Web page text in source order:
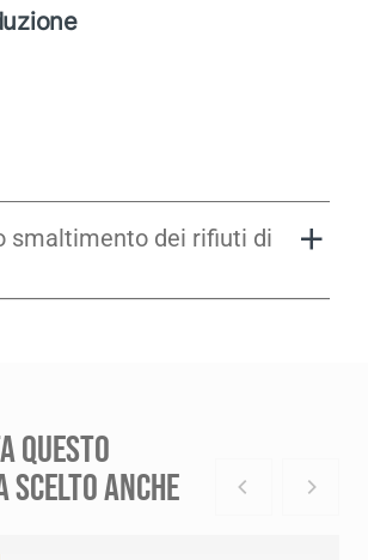
smaltimento dei rifiuti di
QUESTO
SCELTO ANCHE